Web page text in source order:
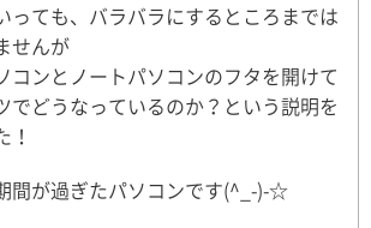
っても、バラバラにするところまでは
せんが
コンとノートパソコンのフタを開けて
でどうなっているのか？という説明を
間が過ぎたパソコンです(^_-)-☆